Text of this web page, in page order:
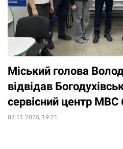
Міський голова
відвідав
сервісний центр МВС
07.11.2025, 19:21